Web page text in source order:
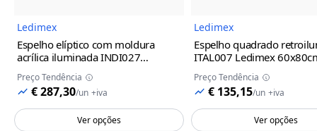
Ledimex
Espelho elíptico com moldura
acrílica iluminada INDI027
100x55cm
Preço Tendência
€ 287,30/un +iva
Ver opções
Ledimex
Espelho quadrado
ITAL007 Ledimex
Preço Tendência
€ 135,15/un +iva
Ver opções